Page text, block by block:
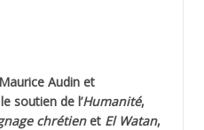
Audinet
soutien de l’Humanité,
chrétienet El Watan,